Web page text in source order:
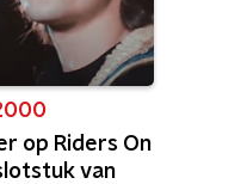
op Riders On
van